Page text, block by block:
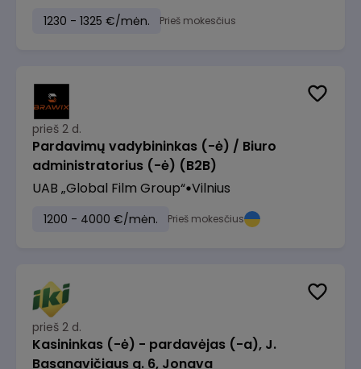
1230 - 1325 €/mėn. Prieš mokesčius
prieš 2 d.
Pardavimų vadybininkas (-ė) / Biuro
administratorius (-ė) (B2B)
UAB „Global Film Group“ Vilnius
1200 - 4000 €/mėn. Prieš mokesčius
prieš 2 d.
Kasininkas (-ė) - pardavėjas (-a), J.
Basanavičiaus g. 6, Jonava